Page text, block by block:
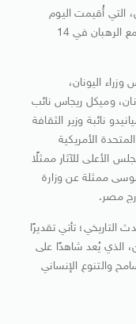
التي أُقيمت اليوم
الجمعة، داخل الدير، بعد انتخابه من قِبل مجمع الرهبان في 14
اليونان،
وميكل ريجاس نائب
نائبة وزير الثقافة
الأمريكية
الأعلى للآثار ممثلًا
موسى ممثلة عن وزارة
مصر.
التاريخي؛ تأتي تقديرًا
الذي يُعد شاهدًا على
والتنوع الإنساني